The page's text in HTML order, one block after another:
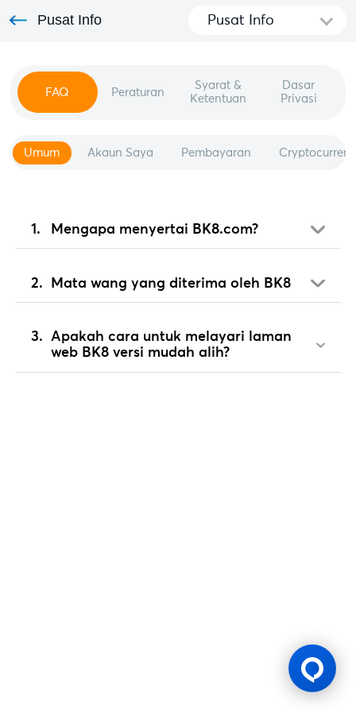
Pusat Info Pusat Info
FAQ Peraturan
Syarat &
Ketentuan
Dasar
Privasi
Umum Akaun Saya Pembayaran
Mengapa menyertai BK8.com?
Mata wang yang diterima oleh BK8
Apakah cara untuk melayari laman
web BK8 versi mudah alih?